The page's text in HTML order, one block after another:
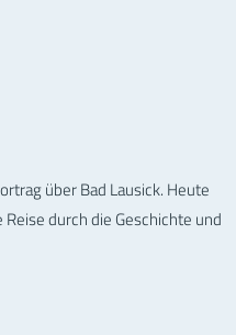
über Bad Lausick. Heute
durch die Geschichte und